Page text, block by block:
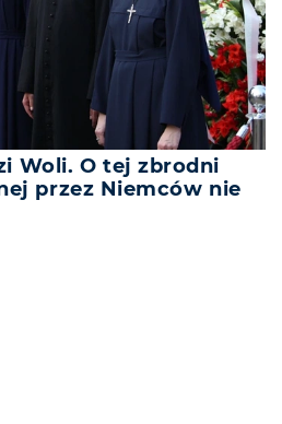
Woli. O tej zbrodni
przez Niemców nie